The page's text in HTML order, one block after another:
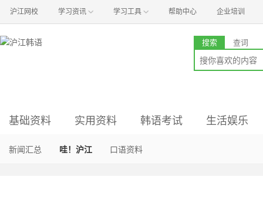
沪江网校 学习资讯 学习工具 帮助中心 企业培训
搜索 查词
基础资料 实用资料 韩语考试 生活娱乐
语音资料 入门资料 常用工具
语法资料 小说阅读 听力资料
资讯与经验 真题与解析 初级备考
影视资料 音乐资料 时尚资料
新闻汇总 哇！沪江 口语资料